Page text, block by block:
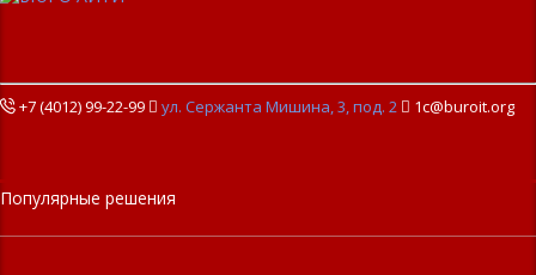
+7 (4012) 99-22-99  ул. Сержанта Мишина, 3, под. 2  1c@buroit.org
Популярные решения